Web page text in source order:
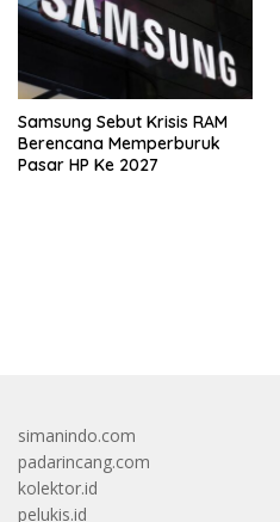
Samsung Sebut Krisis RAM
Berencana Memperburuk
Pasar HP Ke 2027
simanindo.com
padarincang.com
kolektor.id
pelukis.id